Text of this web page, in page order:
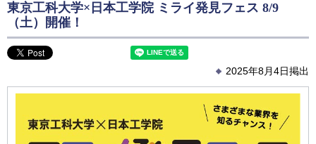
東京工科大学×日本工学院 ミライ発見フェス 8/9
（土）開催！
2025年8月4日掲出